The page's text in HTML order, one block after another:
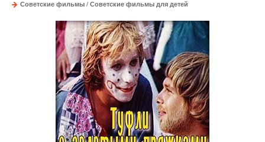
Советские фильмы / Советские фильмы для детей